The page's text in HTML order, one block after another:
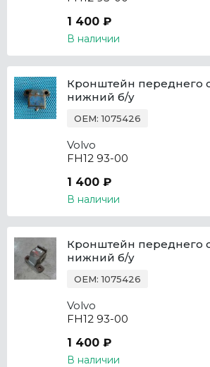
1 400 ₽
В наличии
Кронштейн переднего
нижний б/у
OEM: 1075426
Volvo
FH12 93-00
1 400 ₽
В наличии
Кронштейн переднего
нижний б/у
OEM: 1075426
Volvo
FH12 93-00
1 400 ₽
В наличии